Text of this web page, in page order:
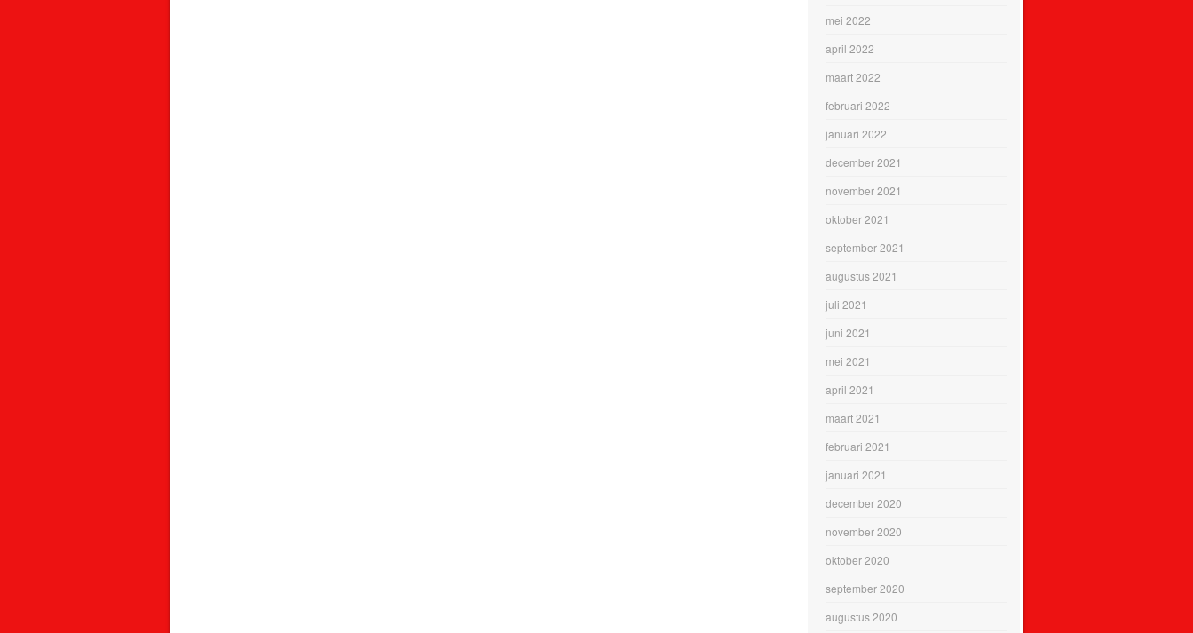
mei 2022
april 2022
maart 2022
februari 2022
januari 2022
december 2021
november 2021
oktober 2021
september 2021
augustus 2021
juli 2021
juni 2021
mei 2021
april 2021
maart 2021
februari 2021
januari 2021
december 2020
november 2020
oktober 2020
september 2020
augustus 2020